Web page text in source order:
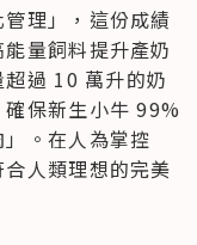
理」，這份成績
量飼料提升產奶
過 10 萬升的奶
保新生小牛 99%
。在人為掌控
人類理想的完美